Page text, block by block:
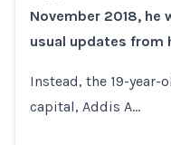
November 2018, he
usual updates from
Instead, the 19-
capital, Addis A…